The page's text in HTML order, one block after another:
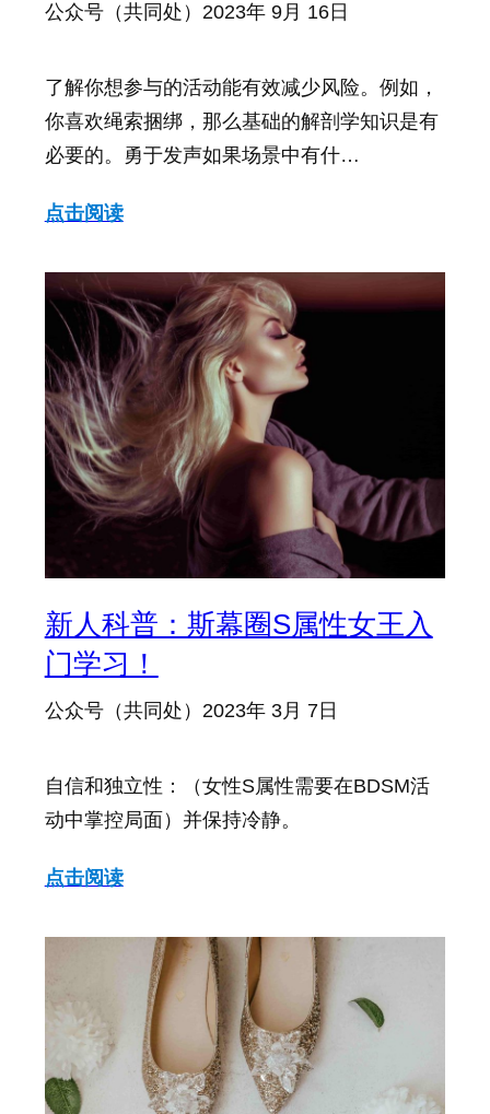
公众号（共同处） 2023年 9月 16日
了解你想参与的活动能有效减少风险。例如，
你喜欢绳索捆绑，那么基础的解剖学知识是有
必要的。勇于发声如果场景中有什…
点击阅读
新人科普：斯幕圈S属性女王入
门学习！
公众号（共同处） 2023年 3月 7日
自信和独立性：（女性S属性需要在BDSM活
动中掌控局面）并保持冷静。
点击阅读